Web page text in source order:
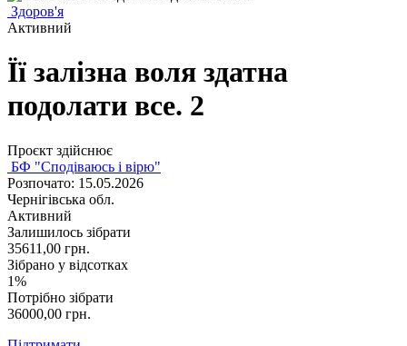
Здоров'я
Активний
Її залізна воля здатна
подолати все. 2
Проєкт здійснює
БФ "Сподіваюсь і вірю"
Розпочато: 15.05.2026
Чернігівська обл.
Активний
Залишилось зібрати
35611,00 грн.
Зібрано у відсотках
1%
Потрібно зібрати
36000,00 грн.